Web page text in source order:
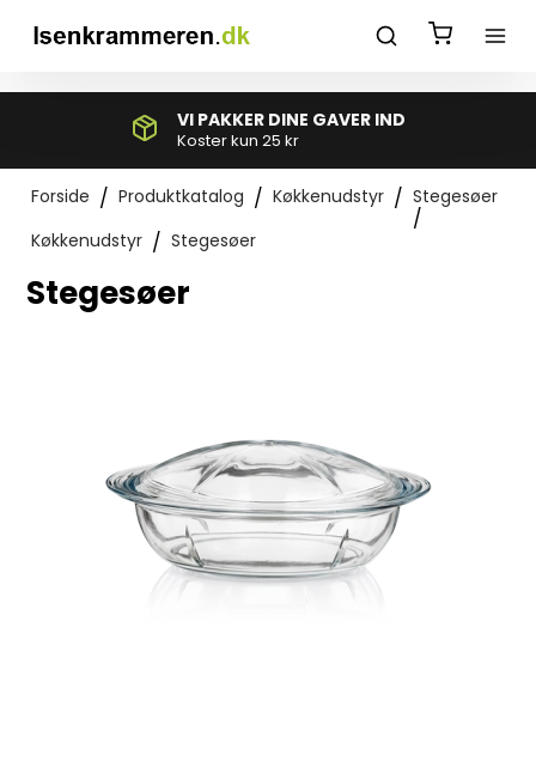
VI PAKKER DINE GAVER IND
Koster kun 25 kr
Forside / Produktkatalog / Køkkenudstyr / Stegesøer
/
Køkkenudstyr / Stegesøer
Stegesøer